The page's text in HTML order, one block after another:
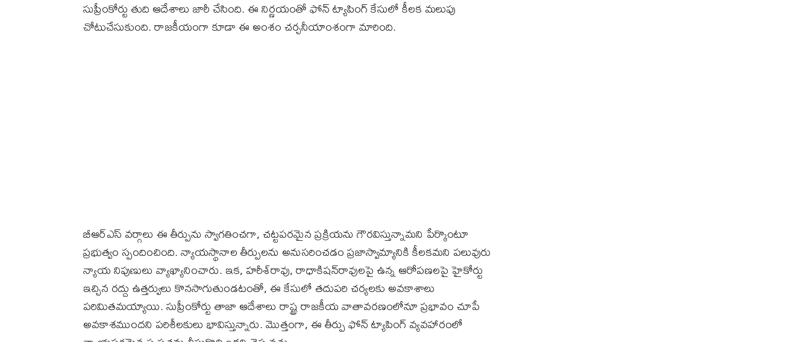
సుప్రీంకోర్టు తుది ఆదేశాలు జారీ చేసింది. ఈ నిర్ణయంతో ఫోన్‌ ట్యాపింగ్‌ కేసులో కీలక మలుపు
చోటుచేసుకుంది. రాజకీయంగా కూడా ఈ అంశం చర్చనీయాంశంగా మారింది.
బీఆర్‌ఎస్‌ వర్గాలు ఈ తీర్పును స్వాగతించగా, చట్టపరమైన ప్రక్రియను గౌరవిస్తున్నామని పేర్కొంటూ
ప్రభుత్వం స్పందించింది. న్యాయస్థానాల తీర్పులను అనుసరించడం ప్రజాస్వామ్యానికి కీలకమని పలువురు
న్యాయ నిపుణులు వ్యాఖ్యానించారు. ఇక, హరీశ్‌రావు, రాధాకిషన్‌రావులపై ఉన్న ఆరోపణలపై హైకోర్టు
ఇచ్చిన రద్దు ఉత్తర్వులు కొనసాగుతుండటంతో, ఈ కేసులో తదుపరి చర్యలకు అవకాశాలు
పరిమితమయ్యాయి. సుప్రీంకోర్టు తాజా ఆదేశాలు రాష్ట్ర రాజకీయ వాతావరణంలోనూ ప్రభావం చూపే
అవకాశముందని పరిశీలకులు భావిస్తున్నారు. మొత్తంగా, ఈ తీర్పు ఫోన్‌ ట్యాపింగ్‌ వ్యవహారంలో